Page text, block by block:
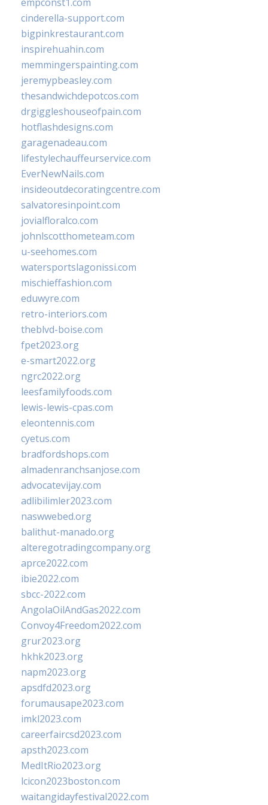
cinderella-support.com
bigpinkrestaurant.com
inspirehuahin.com
memmingerspainting.com
jeremypbeasley.com
thesandwichdepotcos.com
drgiggleshouseofpain.com
hotflashdesigns.com
garagenadeau.com
lifestylechauffeurservice.com
EverNewNails.com
insideoutdecoratingcentre.com
salvatoresinpoint.com
jovialfloralco.com
johnlscotthometeam.com
u-seehomes.com
watersportslagonissi.com
mischieffashion.com
eduwyre.com
retro-interiors.com
theblvd-boise.com
fpet2023.org
e-smart2022.org
ngrc2022.org
leesfamilyfoods.com
lewis-lewis-cpas.com
eleontennis.com
cyetus.com
bradfordshops.com
almadenranchsanjose.com
advocatevijay.com
adlibilimler2023.com
naswwebed.org
balithut-manado.org
alteregotradingcompany.org
aprce2022.com
ibie2022.com
sbcc-2022.com
AngolaOilAndGas2022.com
Convoy4Freedom2022.com
grur2023.org
hkhk2023.org
napm2023.org
apsdfd2023.org
forumausape2023.com
imkl2023.com
careerfaircsd2023.com
apsth2023.com
MedItRio2023.org
lcicon2023boston.com
waitangidayfestival2022.com